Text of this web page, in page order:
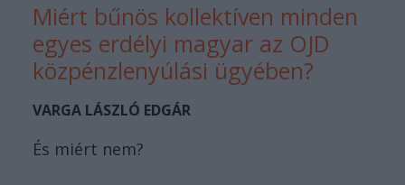
Miért bűnös kollektíven minden
egyes erdélyi magyar az OJD
közpénzlenyúlási ügyében?
VARGA LÁSZLÓ EDGÁR
És miért nem?